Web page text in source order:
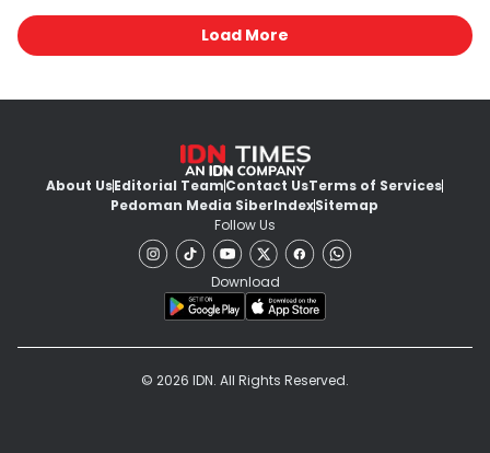
Load More
About UsEditorial TeamContact UsTerms of Services
Pedoman Media SiberIndexSitemap
Follow Us
Download
© 2026 IDN. All Rights Reserved.